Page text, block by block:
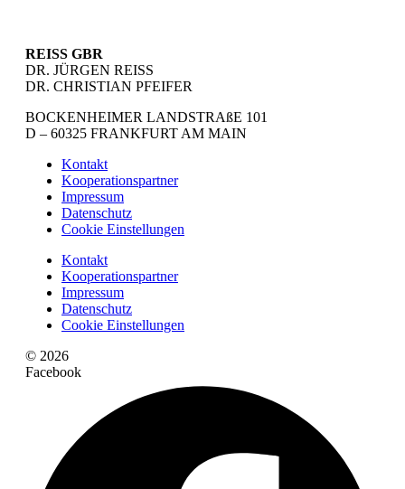
REISS GBR
DR. JÜRGEN REISS
DR. CHRISTIAN PFEIFER
BOCKENHEIMER LANDSTRAßE 101
D – 60325 FRANKFURT AM MAIN
Kontakt
Kooperationspartner
Impressum
Datenschutz
Cookie Einstellungen
Kontakt
Kooperationspartner
Impressum
Datenschutz
Cookie Einstellungen
© 2026
Facebook